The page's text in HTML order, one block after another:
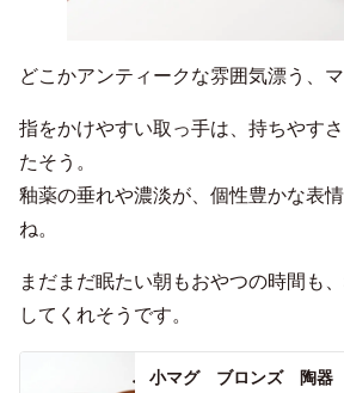
どこかアンティークな雰囲気漂う、マ
指をかけやすい取っ手は、持ちやす
たそう。
釉薬の垂れや濃淡が、個性豊かな表
ね。
まだまだ眠たい朝もおやつの時間も
してくれそうです。
小マグ ブロンズ 陶器